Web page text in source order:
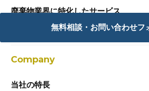
無料相談・お問い合わせフ
廃棄物業界に特化したサービス
Webサービス
Company
当社の特長